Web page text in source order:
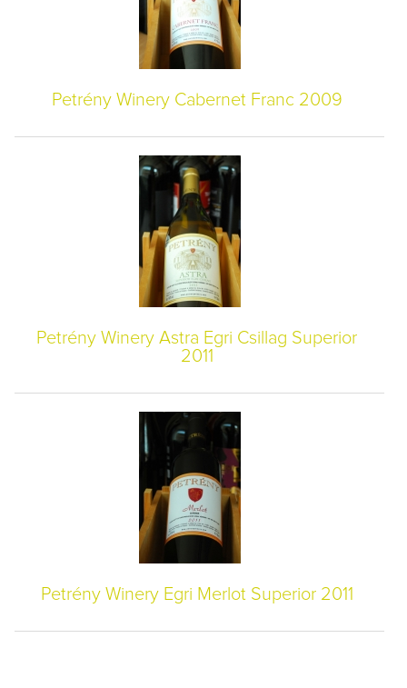
Petrény Winery Cabernet Franc 2009
Petrény Winery Astra Egri Csillag Superior
2011
Petrény Winery Egri Merlot Superior 2011